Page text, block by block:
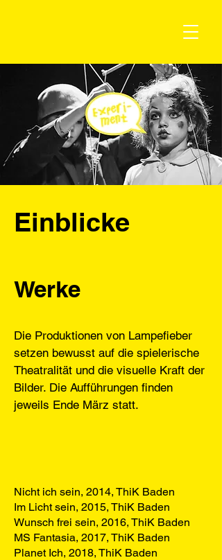
Einblicke
Werke
Die Produktionen von Lampefieber
setzen bewusst auf die spielerische
Theatralität und die visuelle Kraft der
Bilder. Die Aufführungen finden
jeweils Ende März statt.
Nicht ich sein, 2014, ThiK Baden
Im Licht sein, 2015, ThiK Baden
Wunsch frei sein, 2016, ThiK Baden
MS Fantasia, 2017, ThiK Baden
Planet Ich, 2018, ThiK Baden